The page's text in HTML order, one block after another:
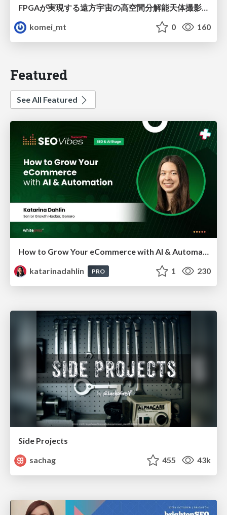
FPGAが実現する遠方宇宙の高空間分解能天体撮影 -大型地上望遠鏡の視力を補正する「補償光学」とは？-
komei_mt
0 160
Featured
See All Featured
katarinadahlin
PRO 1 230
Side Projects
sachag
455 43k